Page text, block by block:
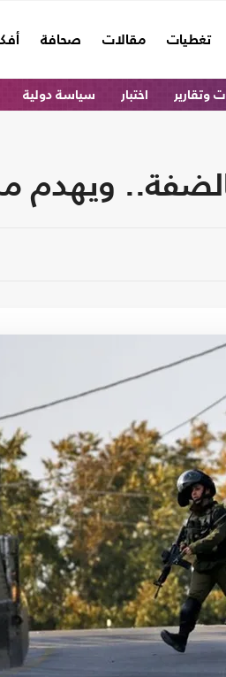
تغطيات مقالات صحافة
وتقارير اختبار سياسة دولية
ويهدم